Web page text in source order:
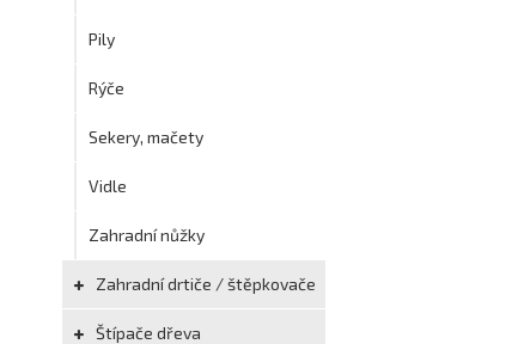
Pily
Rýče
Sekery, mačety
Vidle
Zahradní nůžky
Zahradní drtiče / štěpkovače
Štípače dřeva